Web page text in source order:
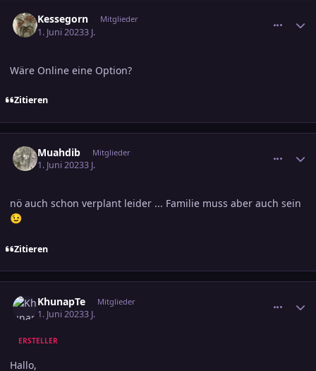
Kessegorn Mitglieder
1. Juni 20233 J.
Wäre Online eine Option?
Zitieren
Muahdib Mitglieder
1. Juni 20233 J.
nö auch schon verplant leider ... Familie muss aber auch sein
😉
Zitieren
KhunapTe Mitglieder
1. Juni 20233 J.
ERSTELLER
Hallo,